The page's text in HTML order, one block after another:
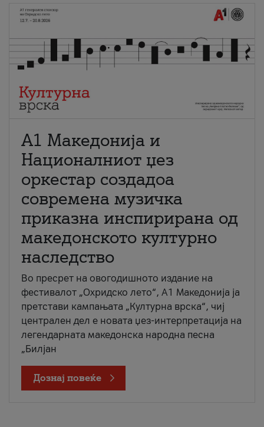
А1 Македонија и
Националниот џез
оркестар создадоа
современа музичка
приказна инспирирана од
македонското културно
наследство
Во пресрет на овогодишното издание на
фестивалот „Охридско лето“, А1 Македонија ја
претстави кампањата „Културна врска“, чиј
централен дел е новата џез-интерпретација на
легендарната македонска народна песна
„Билјан
Дознај повеќе